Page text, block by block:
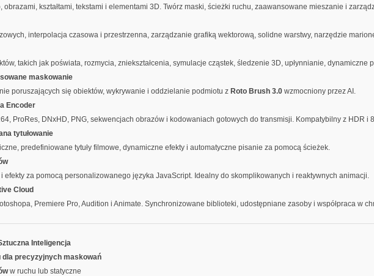
kształtami, tekstami i elementami 3D. Twórz maski, ścieżki ruchu, zaawansowane mieszanie i
interpolacja czasowa i przestrzenna, zarządzanie grafiką wektorową, solidne warstwy, narzędzie
takich jak poświata, rozmycia, zniekształcenia, symulacje cząstek, śledzenie 3D, upłynnianie, dynamiczne
maskowanie
poruszających się obiektów, wykrywanie i oddzielanie podmiotu z Roto Brush 3.0 wzmocniony przez AI.
Encoder
ProRes, DNxHD, PNG, sekwencjach obrazów i kodowaniach gotowych do transmisji. Kompatybilny z HDR i
tytułowanie
predefiniowane tytuły filmowe, dynamiczne efekty i automatyczne pisanie za pomocą ścieżek.
efekty za pomocą personalizowanego języka JavaScript. Idealny do skomplikowanych i reaktywnych animacji.
Cloud
Premiere Pro, Audition i Animate. Synchronizowane biblioteki, udostępniane zasoby i współpraca w
Inteligencja
precyzyjnych maskowań
w ruchu lub statyczne